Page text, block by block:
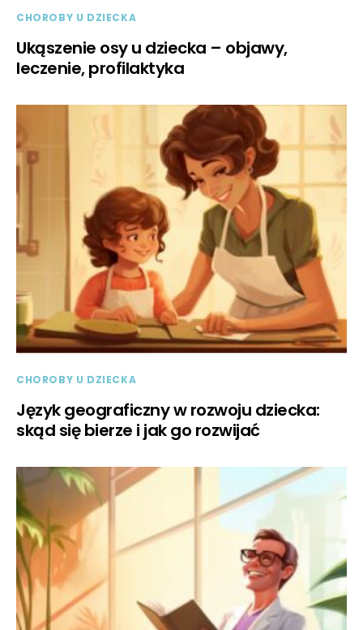
CHOROBY U DZIECKA
Ukąszenie osy u dziecka – objawy,
leczenie, profilaktyka
CHOROBY U DZIECKA
Język geograficzny w rozwoju dziecka:
skąd się bierze i jak go rozwijać